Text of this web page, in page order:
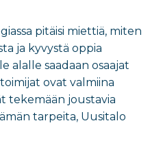
pitäisi miettiä, miten
ja kyvystä oppia
alalle saadaan osaajat
ovat valmiina
tekemään joustavia
tarpeita, Uusitalo